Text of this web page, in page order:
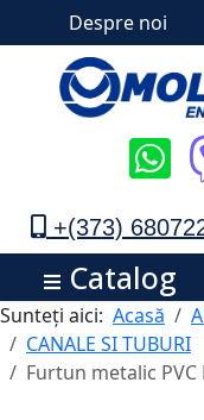
Despre noi
+(373)
Catalog
Sunteți aici: Acasă
CANALE SI TUBURI
Furtun metalic